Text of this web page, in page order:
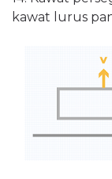
kawat lurus